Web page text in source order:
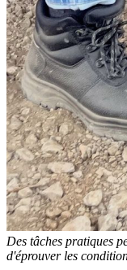
Des tâches pratiques
d'éprouver les